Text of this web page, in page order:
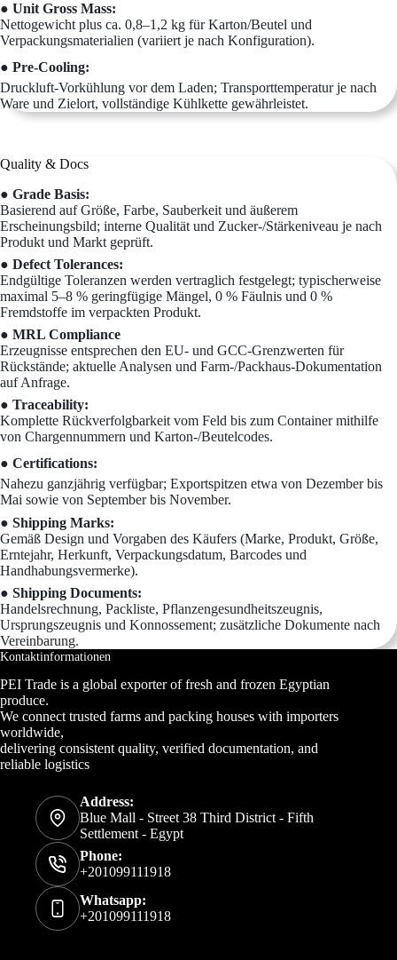
● Unit Gross Mass:
Nettogewicht plus ca. 0,8–1,2 kg für Karton/Beutel und
Verpackungsmaterialien (variiert je nach Konfiguration).
● Pre-Cooling:
Druckluft-Vorkühlung vor dem Laden; Transporttemperatur je nach
Ware und Zielort, vollständige Kühlkette gewährleistet.
Quality & Docs
● Grade Basis:
Basierend auf Größe, Farbe, Sauberkeit und äußerem
Erscheinungsbild; interne Qualität und Zucker-/Stärkeniveau je nach
Produkt und Markt geprüft.
● Defect Tolerances:
Endgültige Toleranzen werden vertraglich festgelegt; typischerweise
maximal 5–8 % geringfügige Mängel, 0 % Fäulnis und 0 %
Fremdstoffe im verpackten Produkt.
● MRL Compliance
Erzeugnisse entsprechen den EU- und GCC-Grenzwerten für
Rückstände; aktuelle Analysen und Farm-/Packhaus-Dokumentation
auf Anfrage.
● Traceability:
Komplette Rückverfolgbarkeit vom Feld bis zum Container mithilfe
von Chargennummern und Karton-/Beutelcodes.
● Certifications:
Nahezu ganzjährig verfügbar; Exportspitzen etwa von Dezember bis
Mai sowie von September bis November.
● Shipping Marks:
Gemäß Design und Vorgaben des Käufers (Marke, Produkt, Größe,
Erntejahr, Herkunft, Verpackungsdatum, Barcodes und
Handhabungsvermerke).
● Shipping Documents:
Handelsrechnung, Packliste, Pflanzengesundheitszeugnis,
Ursprungszeugnis und Konnossement; zusätzliche Dokumente nach
Vereinbarung.
Kontaktinformationen
PEI Trade is a global exporter of fresh and frozen Egyptian
produce.
We connect trusted farms and packing houses with importers
worldwide,
delivering consistent quality, verified documentation, and
reliable logistics
Address:
Blue Mall - Street 38 Third District - Fifth
Settlement - Egypt
Phone:
+201099111918
Whatsapp:
+201099111918